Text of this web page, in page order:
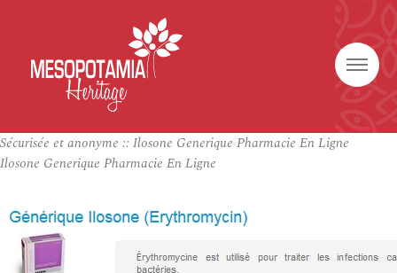
Sécurisée et anonyme :: Ilosone Generique Pharmacie En Ligne
Ilosone Generique Pharmacie En Ligne